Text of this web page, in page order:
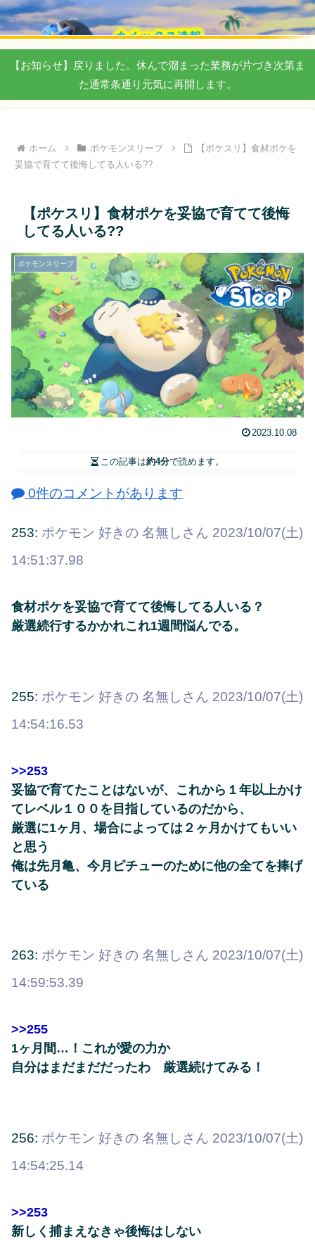
【お知らせ】戻りました。休んで溜まった業務が片づき次第ま
た通常条通り元気に再開します。
ホーム ポケモンスリープ
【ポケスリ】食材ポケを
妥協で育てて後悔してる人いる??
【ポケスリ】食材ポケを妥協で育てて後悔
してる人いる??
ポケモンスリープ
2023.10.08
この記事は約4分で読めます。
0件のコメントがあります
253: ポケモン 好きの 名無しさん 2023/10/07(土)
14:51:37.98
食材ポケを妥協で育てて後悔してる人いる？
厳選続行するかかれこれ1週間悩んでる。
255: ポケモン 好きの 名無しさん 2023/10/07(土)
14:54:16.53
>>253
妥協で育てたことはないが、これから１年以上かけ
てレベル１００を目指しているのだから、
厳選に1ヶ月、場合によっては２ヶ月かけてもいい
と思う
俺は先月亀、今月ピチューのために他の全てを捧げ
ている
263: ポケモン 好きの 名無しさん 2023/10/07(土)
14:59:53.39
>>255
1ヶ月間…！これが愛の力か
自分はまだまだだったわ 厳選続けてみる！
256: ポケモン 好きの 名無しさん 2023/10/07(土)
14:54:25.14
>>253
新しく捕まえなきゃ後悔はしない